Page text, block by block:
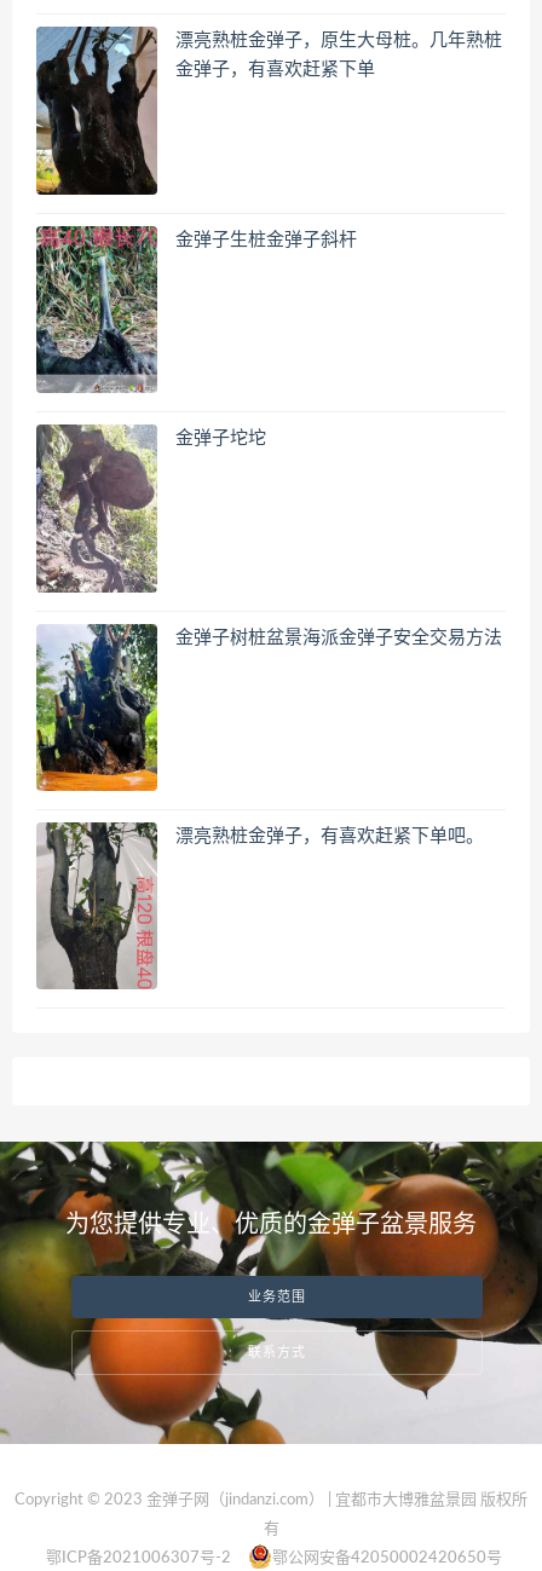
漂亮熟桩金弹子，原生大母桩。几年熟桩
金弹子，有喜欢赶紧下单
金弹子生桩金弹子斜杆
金弹子坨坨
金弹子树桩盆景海派金弹子安全交易方法
漂亮熟桩金弹子，有喜欢赶紧下单吧。
为您提供专业、优质的金弹子盆景服务
业务范围
联系方式
Copyright © 2023 金弹子网（jindanzi.com） | 宜都市大博雅盆景园 版权所
有
鄂ICP备2021006307号-2
鄂公网安备42050002420650号